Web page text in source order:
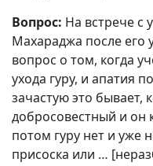
Вопрос: На встрече с
Махараджа после его
вопрос о том, когда
ухода гуру, и апатия
зачастую это бывает,
добросовестный и он
потом гуру нет и уже
присоска или …